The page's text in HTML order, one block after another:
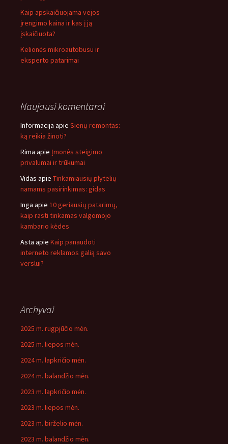
Kaip apskaičiuojama vejos
įrengimo kaina ir kas į ją
įskaičiuota?
Kelionės mikroautobusu ir
eksperto patarimai
Naujausi komentarai
Informacija apie Sienų remontas:
ką reikia žinoti?
Rima apie Įmonės steigimo
privalumai ir trūkumai
Vidas apie Tinkamiausių plytelių
namams pasirinkimas: gidas
Inga apie 10 geriausių patarimų,
kaip rasti tinkamas valgomojo
kambario kėdes
Asta apie Kaip panaudoti
interneto reklamos galią savo
verslui?
Archyvai
2025 m. rugpjūčio mėn.
2025 m. liepos mėn.
2024 m. lapkričio mėn.
2024 m. balandžio mėn.
2023 m. lapkričio mėn.
2023 m. liepos mėn.
2023 m. birželio mėn.
2023 m. balandžio mėn.